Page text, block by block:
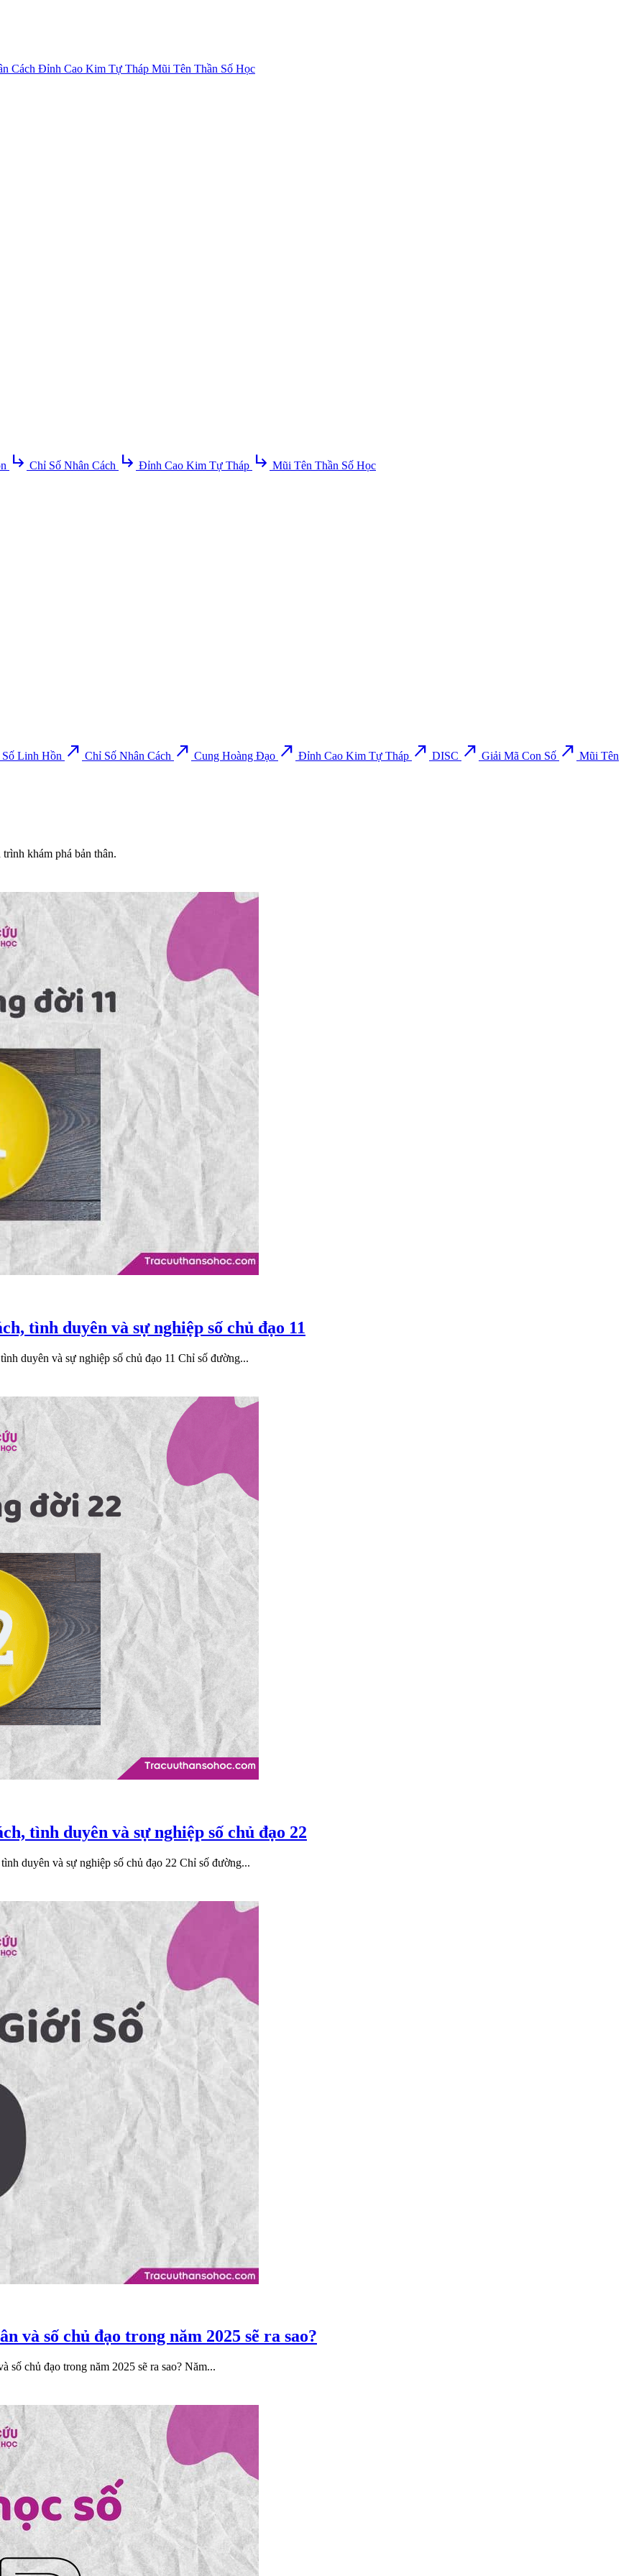
Cách Đỉnh Cao Kim Tự Tháp Mũi Tên Thần Số Học
subdirectory_arrow_right Chỉ Số Nhân Cách subdirectory_arrow_right Đỉnh Cao Kim Tự Tháp subdirectory_arrow_right Mũi Tên Thần Số Học
Linh Hồn north_east Chỉ Số Nhân Cách north_east Cung Hoàng Đạo north_east Đỉnh Cao Kim Tự Tháp north_east DISC north_east Giải Mã Con Số north_east Mũi Tên
khám phá bản thân.
tình duyên và sự nghiệp số chủ đạo 11
duyên và sự nghiệp số chủ đạo 11 Chỉ số đường...
tình duyên và sự nghiệp số chủ đạo 22
duyên và sự nghiệp số chủ đạo 22 Chỉ số đường...
và số chủ đạo trong năm 2025 sẽ ra sao?
chủ đạo trong năm 2025 sẽ ra sao? Năm...